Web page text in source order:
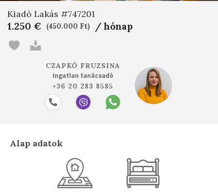
Kiadó Lakás #747201
1.250 € (450.000 Ft) / hónap
CZAPKÓ FRUZSINA
Ingatlan tanácsadó
+36 20 283 8585
Alap adatok